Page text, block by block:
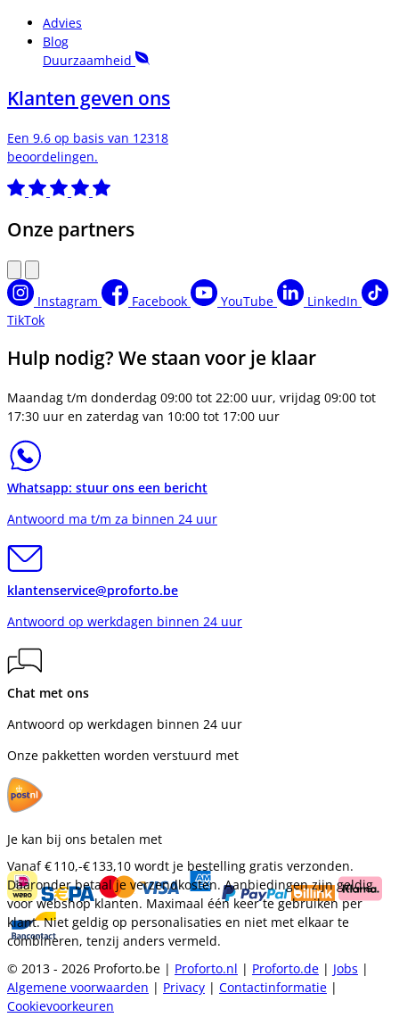
Advies
Blog
Duurzaamheid
Klanten geven ons
Een 9.6 op basis van 12318
beoordelingen.
Onze partners
Instagram Facebook YouTube
LinkedIn
TikTok
Hulp nodig? We staan voor je klaar
Maandag t/m donderdag 09:00 tot 22:00 uur, vrijdag 09:00 tot
17:30 uur en zaterdag van 10:00 tot 17:00 uur
Whatsapp: stuur ons een bericht
Antwoord ma t/m za binnen 24 uur
klantenservice@proforto.be
Antwoord op werkdagen binnen 24 uur
Chat met ons
Antwoord op werkdagen binnen 24 uur
Onze pakketten worden verstuurd met
Je kan bij ons betalen met
Vanaf€ 110,-€ 133,10 wordt je bestelling gratis verzonden.
Daaronder betaal je verzendkosten. Aanbiedingen zijn geldig
voor webshop klanten. Maximaal één keer te gebruiken per
klant. Niet geldig op personalisaties en niet met elkaar te
combineren, tenzij anders vermeld.
© 2013 - 2026 Proforto.be | Proforto.nl | Proforto.de | Jobs |
Algemene voorwaarden | Privacy | Contactinformatie |
Cookievoorkeuren